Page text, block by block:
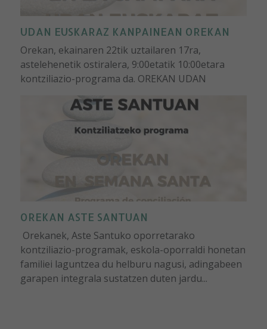
UDAN EUSKARAZ KANPAINEAN OREKAN
Orekan, ekainaren 22tik uztailaren 17ra,
astelehenetik ostiralera, 9:00etatik 10:00etara
kontziliazio-programa da. OREKAN UDAN
OREKAN ASTE SANTUAN
Orekanek, Aste Santuko oporretarako
kontziliazio-programak, eskola-oporraldi honetan
familiei laguntzea du helburu nagusi, adingabeen
garapen integrala sustatzen duten jardu...